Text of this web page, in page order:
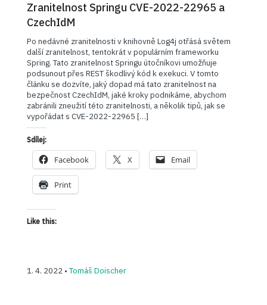
Zranitelnost Springu CVE-2022-22965 a
CzechIdM
Po nedávné zranitelnosti v knihovně Log4j otřásá světem
další zranitelnost, tentokrát v populárním frameworku
Spring. Tato zranitelnost Springu útočníkovi umožňuje
podsunout přes REST škodlivý kód k exekuci. V tomto
článku se dozvíte, jaký dopad má tato zranitelnost na
bezpečnost CzechIdM, jaké kroky podnikáme, abychom
zabránili zneužití této zranitelnosti, a několik tipů, jak se
vypořádat s CVE-2022-22965 […]
Sdílej:
Facebook X Email
Print
Like this:
1. 4. 2022 •Tomáš Doischer